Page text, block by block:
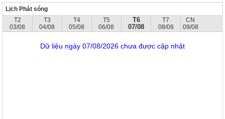
Lịch Phát sóng
T2
03/08
T3
04/08
T4
05/08
T5
06/08
T6
07/08
T7
08/08
CN
09/08
Dữ liệu ngày 07/08/2026 chưa được cập nhật